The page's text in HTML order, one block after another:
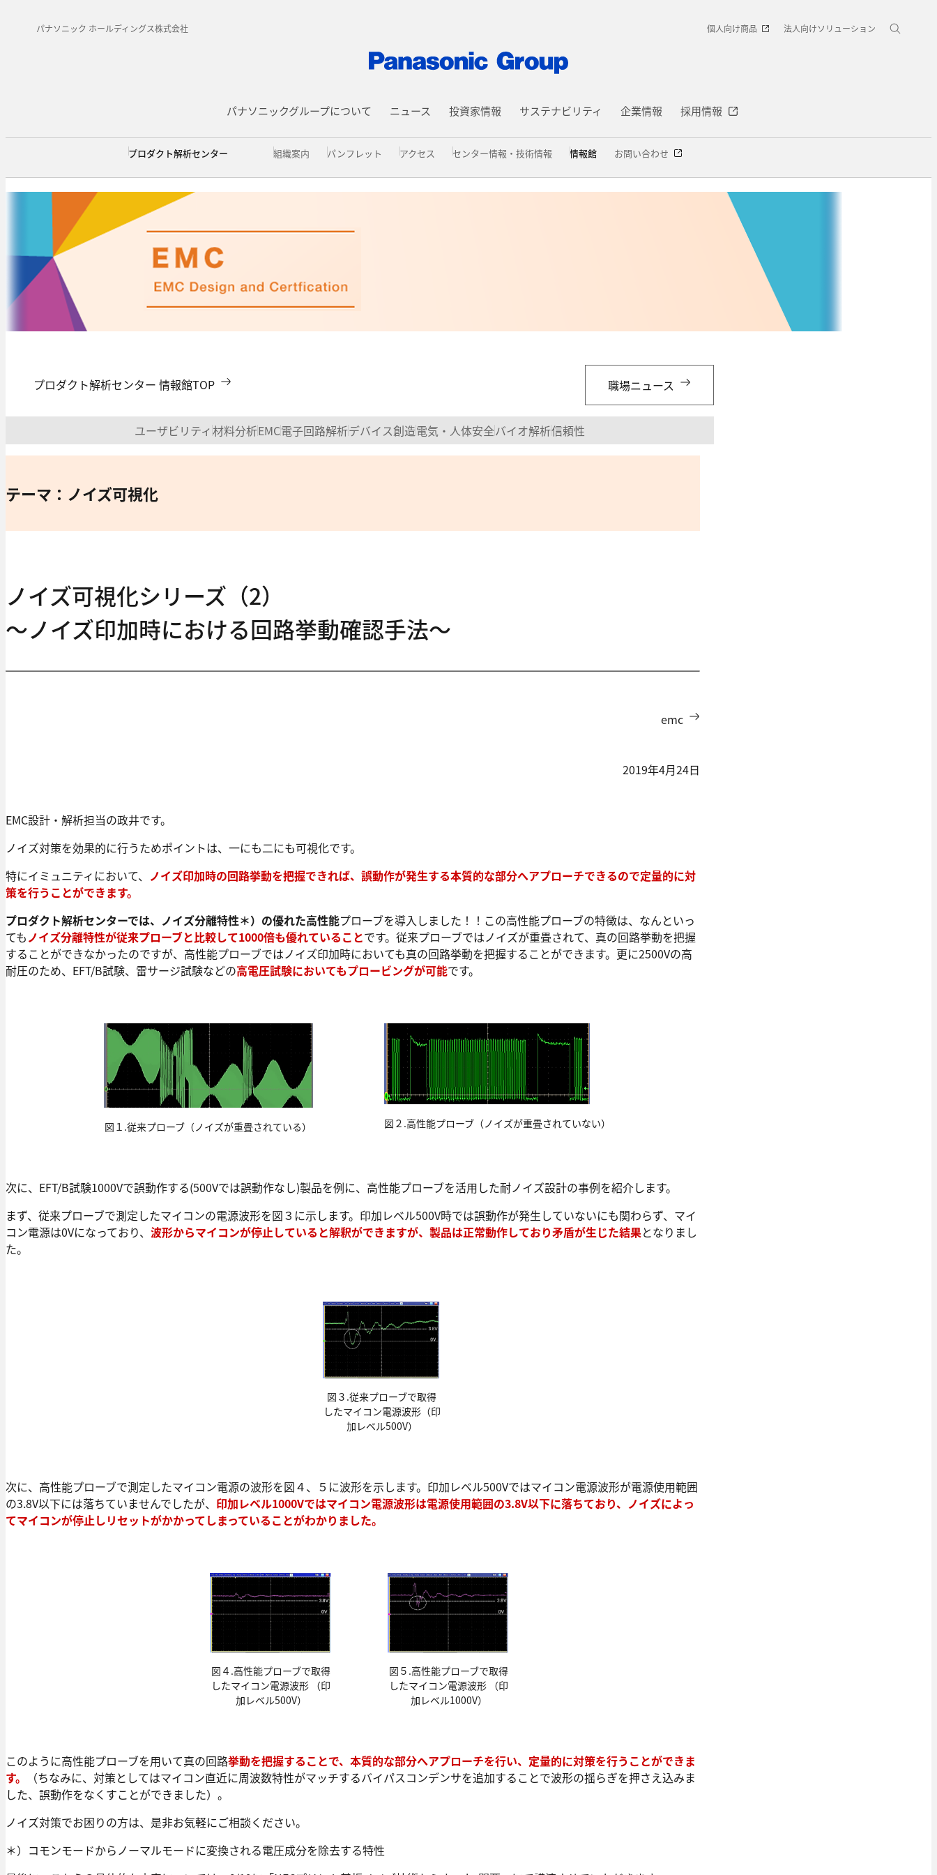
パナソニック ホールディングス株式会社
パナソニックグループについて ニュース 投資家情報 サステナビリティ 企業情報 採用情報
個人向け商品 法人向けソリューション
プロダクト解析センター 組織案内
組織案内
ごあいさつ
パンフレット アクセス
アクセス
全体（関西）
センター情報・技術情報
センター情報・技術情報
受賞
情報館
情報館
情報館TOP
電気・人体安全 情報館
バイオ解析 情報館
信頼性 情報館
お問い合わせ
プロダクト解析センター 情報館TOP 職場ニュース
ユーザビリティ 材料分析EMC電子回路解析デバイス創造電気・人体安全バイオ解析信頼性
テーマ：ノイズ可視化
ノイズ可視化シリーズ（2）
～ノイズ印加時における回路挙動確認手法～
emc
2019年4月24日
EMC設計・解析担当の政井です。
ノイズ対策を効果的に行うためポイントは、一にも二にも可視化です。
特にイミュニティにおいて、 ノイズ印加時の回路挙動を把握できれば、誤動作が発生する本質的な部分へアプローチできるので定量的に対
策を行うことができます。
プロダクト解析センターでは、ノイズ分離特性＊）の優れた高性能プローブを導入しました！！この高性能プローブの特徴は、なんといっ
てもノイズ分離特性が従来プローブと比較して1000倍も優れていることです。従来プローブではノイズが重畳されて、真の回路挙動を把握
することができなかったのですが、高性能プローブではノイズ印加時においても真の回路挙動を把握することができます。更に2500Vの高
耐圧のため、EFT/B試験、雷サージ試験などの高電圧試験においてもプロービングが可能です。
図１.従来プローブ（ノイズが重畳されている） 図２.高性能プローブ（ノイズが重畳されていない）
次に、EFT/B試験1000Vで誤動作する(500Vでは誤動作なし)製品を例に、高性能プローブを活用した耐ノイズ設計の事例を紹介します。
まず、従来プローブで測定したマイコンの電源波形を図３に示します。印加レベル500V時では誤動作が発生していないにも関わらず、マイ
コン電源は0Vになっており、 波形からマイコンが停止していると解釈ができますが、製品は正常動作しており矛盾が生じた結果となりまし
た。
図３.従来プローブで取得
したマイコン電源波形（印
加レベル500V）
次に、高性能プローブで測定したマイコン電源の波形を図４、５に波形を示します。印加レベル500Vではマイコン電源波形が電源使用範囲
の3.8V以下には落ちていませんでしたが、 印加レベル1000Vではマイコン電源波形は電源使用範囲の3.8V以下に落ちており、ノイズによっ
てマイコンが停止しリセットがかかってしまっていることがわかりました。
図４.高性能プローブで取得
したマイコン電源波形 （印
加レベル500V）
図５.高性能プローブで取得
したマイコン電源波形 （印
加レベル1000V）
このように高性能プローブを用いて真の回路挙動を把握することで、本質的な部分へアプローチを行い、定量的に対策を行うことができま
す。
（ちなみに、対策としてはマイコン直近に周波数特性がマッチするバイパスコンデンサを追加することで波形の揺らぎを押さえ込みま
した、誤動作をなくすことができました）。
ノイズ対策でお困りの方は、是非お気軽にご相談ください。
＊）コモンモードからノーマルモードに変換される電圧成分を除去する特性